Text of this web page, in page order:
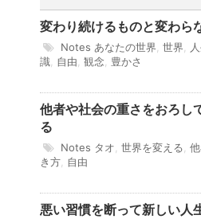
変わり続けるものと変わら
Notes あなたの世界 世界
識
自由 観念 豊かさ
他者や社会の重さをおろし
る
Notes タオ 世界を変える
き方 自由
悪い習慣を断って新しい人